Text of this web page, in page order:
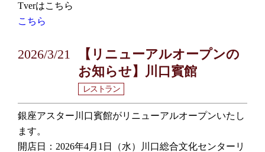
Tverはこちら
こちら
2026/3/21
【リニューアルオープンの
お知らせ】川口賓館
レストラン
銀座アスター川口賓館がリニューアルオープンいたし
ます。
開店日：2026年4月1日（水）川口総合文化センターリ